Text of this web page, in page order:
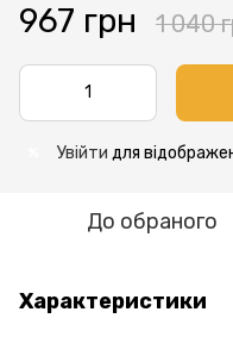
967 грн 1 040
Увійти для
До обраного
Характеристики